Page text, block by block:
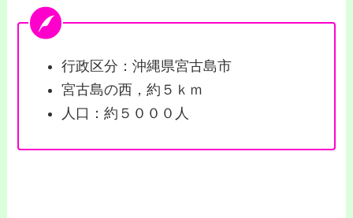
行政区分：沖縄県宮古島市
宮古島の西，約５ｋｍ
人口：約５０００人